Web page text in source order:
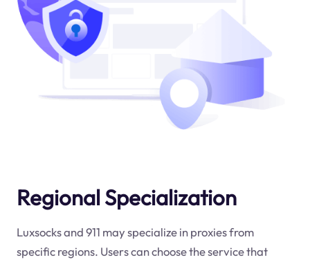
Regional Specialization
Luxsocks and 911 may specialize in proxies from
specific regions. Users can choose the service that